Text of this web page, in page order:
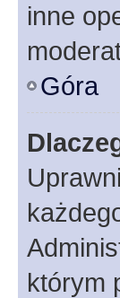
inne
Góra
którym